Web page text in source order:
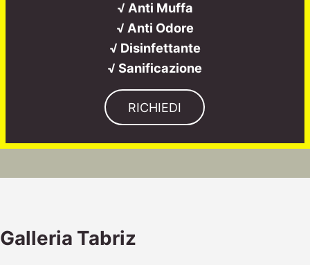
√ Anti Muffa
√ Anti Odore
√ Disinfettante
√ Sanificazione
RICHIEDI
Galleria Tabriz